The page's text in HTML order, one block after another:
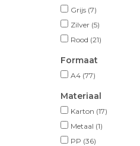
Grijs (7)
Zilver (5)
Rood (21)
Formaat
A4 (77)
Materiaal
Karton (17)
Metaal (1)
PP (36)